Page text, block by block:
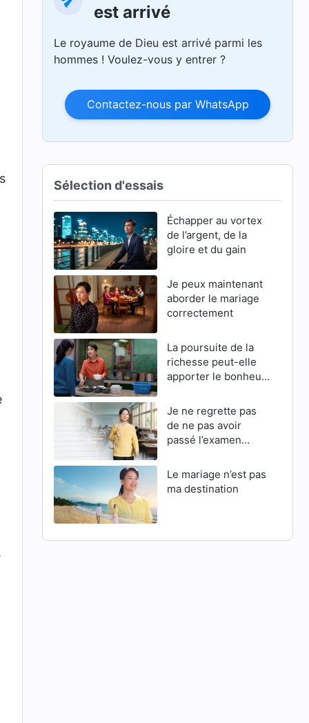
est arrivé
Le royaume de Dieu est arrivé parmi les
hommes ! Voulez-vous y entrer ?
Contactez-nous par WhatsApp
Sélection d'essais
Échapper au vortex
de l’argent, de la
gloire et du gain
Je peux maintenant
aborder le mariage
correctement
La poursuite de la
richesse peut-elle
apporter le bonheur
Je ne regrette pas
de ne pas avoir
passé l’examen
Le mariage n’est pas
ma destination